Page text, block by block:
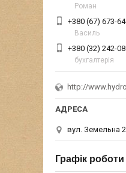
Роман
+380 (67) 673-
Василь
+380 (32) 242-
бухгалтерія
http://
вул. Земельна
Графік роботи